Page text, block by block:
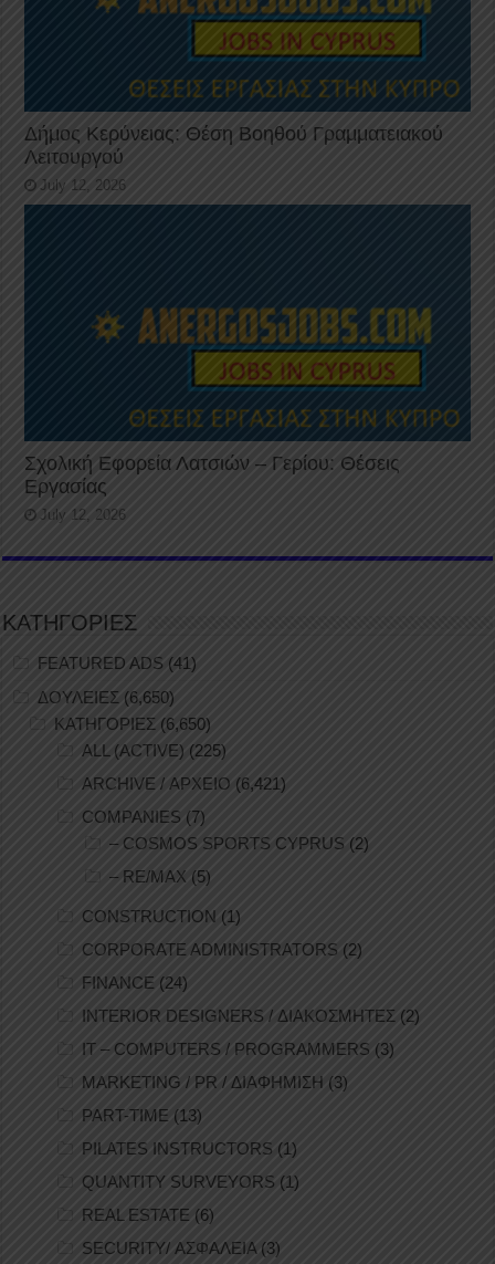
Δήμος Κερύνειας: Θέση Βοηθού Γραμματειακού
Λειτουργού
July 12, 2026
Σχολική Εφορεία Λατσιών – Γερίου: Θέσεις
Εργασίας
July 12, 2026
ΚΑΤΗΓΟΡΙΕΣ
FEATURED ADS (41)
ΔΟΥΛΕΙΕΣ (6,650)
ΚΑΤΗΓΟΡΙΕΣ (6,650)
ALL (ACTIVE) (225)
ARCHIVE / ΑΡΧΕΙΟ (6,421)
COMPANIES (7)
– COSMOS SPORTS CYPRUS (2)
– RE/MAX (5)
CONSTRUCTION (1)
CORPORATE ADMINISTRATORS (2)
FINANCE (24)
INTERIOR DESIGNERS / ΔΙΑΚΟΣΜΗΤΕΣ (2)
IT – COMPUTERS / PROGRAMMERS (3)
MARKETING / PR / ΔΙΑΦΗΜΙΣΗ (3)
PART-TIME (13)
PILATES INSTRUCTORS (1)
QUANTITY SURVEYORS (1)
REAL ESTATE (6)
SECURITY/ ΑΣΦΑΛΕΙΑ (3)